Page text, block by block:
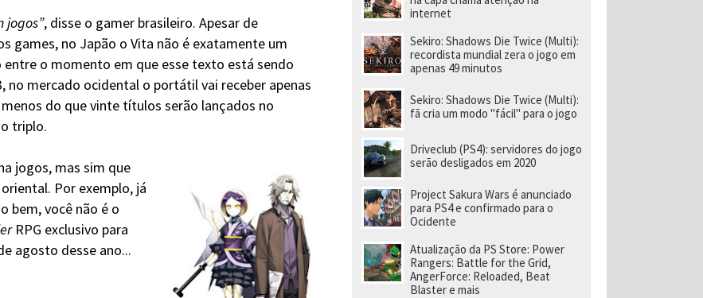
jogos”, disse o gamer brasileiro. Apesar de
games, no Japão o Vita não é exatamente um
o momento em que esse texto está sendo
no mercado ocidental o portátil vai receber apenas
do que vinte títulos serão lançados no
triplo.
jogos, mas sim que
Por exemplo, já
bem, você não é o
RPG exclusivo para
agosto desse ano...
internet
Sekiro: Shadows Die Twice (Multi):
recordista mundial zera o jogo em
apenas 49 minutos
Sekiro: Shadows Die Twice (Multi):
fã cria um modo "fácil" para o jogo
Driveclub (PS4): servidores do jogo
serão desligados em 2020
Project Sakura Wars é anunciado
para PS4 e confirmado para o
Ocidente
Atualização da PS Store: Power
Rangers: Battle for the Grid,
AngerForce: Reloaded, Beat
Blaster e mais